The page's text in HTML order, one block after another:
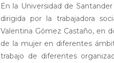
En la Universidad de
dirigida por la trabajadora
Valentina Gómez Castaño, en
de la mujer en diferentes
trabajo de diferentes